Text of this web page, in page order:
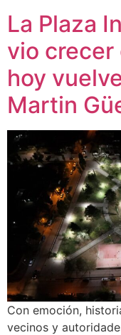
La Plaza
vio crecer
hoy
Martin
Con emoción,
vecinos y